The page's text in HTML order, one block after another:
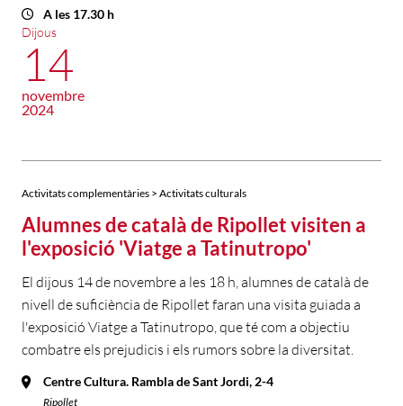
A les 17.30 h
Dijous
14
novembre
2024
Activitats complementàries > Activitats culturals
Alumnes de català de Ripollet visiten a
l'exposició 'Viatge a Tatinutropo'
El dijous 14 de novembre a les 18 h, alumnes de català de
nivell de suficiència de Ripollet faran una visita guiada a
l'exposició Viatge a Tatinutropo, que té com a objectiu
combatre els prejudicis i els rumors sobre la diversitat.
Centre Cultura. Rambla de Sant Jordi, 2-4
Ripollet